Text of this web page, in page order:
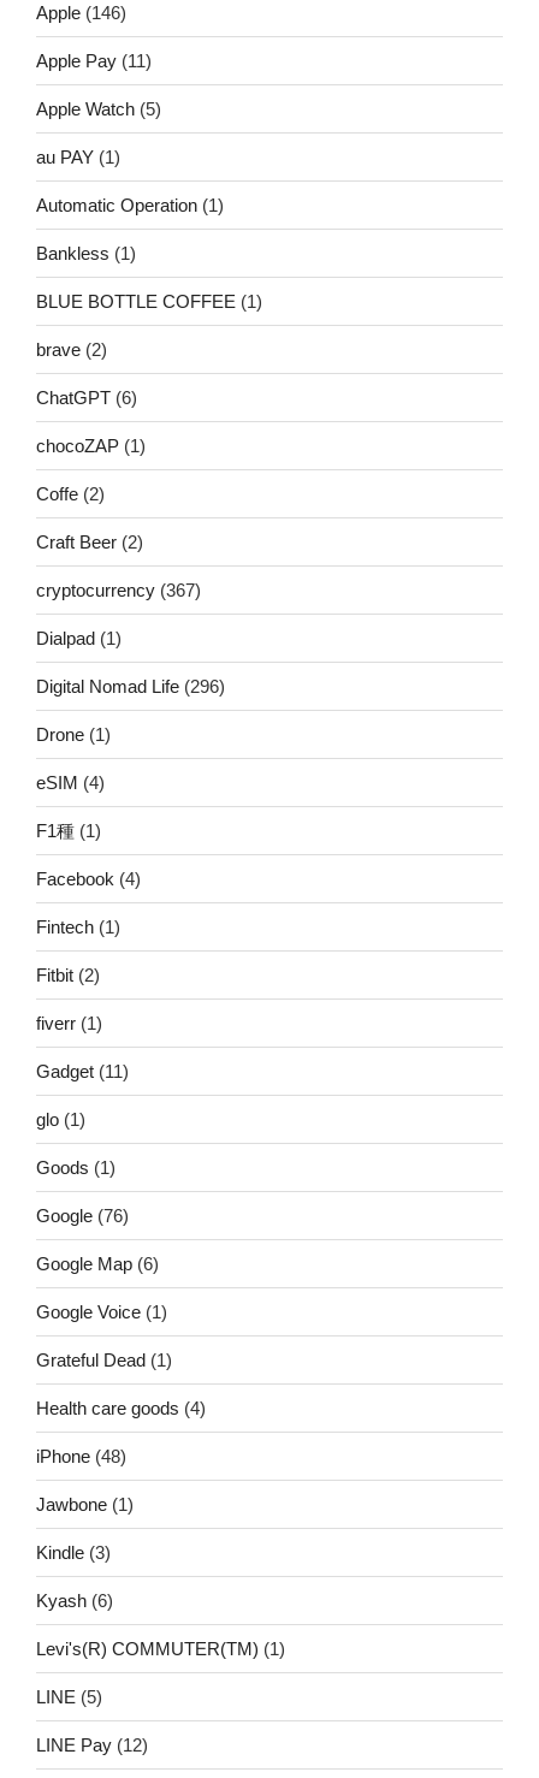
Apple (146)
Apple Pay (11)
Apple Watch (5)
au PAY (1)
Automatic Operation (1)
Bankless (1)
BLUE BOTTLE COFFEE (1)
brave (2)
ChatGPT (6)
chocoZAP (1)
Coffe (2)
Craft Beer (2)
cryptocurrency (367)
Dialpad (1)
Digital Nomad Life (296)
Drone (1)
eSIM (4)
F1種 (1)
Facebook (4)
Fintech (1)
Fitbit (2)
fiverr (1)
Gadget (11)
glo (1)
Goods (1)
Google (76)
Google Map (6)
Google Voice (1)
Grateful Dead (1)
Health care goods (4)
iPhone (48)
Jawbone (1)
Kindle (3)
Kyash (6)
Levi's(R) COMMUTER(TM) (1)
LINE (5)
LINE Pay (12)